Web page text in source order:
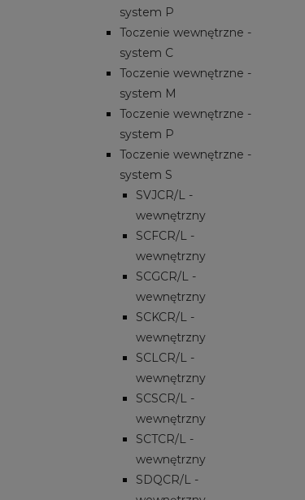
system P
Toczenie wewnętrzne -
system C
Toczenie wewnętrzne -
system M
Toczenie wewnętrzne -
system P
Toczenie wewnętrzne -
system S
SVJCR/L -
wewnętrzny
SCFCR/L -
wewnętrzny
SCGCR/L -
wewnętrzny
SCKCR/L -
wewnętrzny
SCLCR/L -
wewnętrzny
SCSCR/L -
wewnętrzny
SCTCR/L -
wewnętrzny
SDQCR/L -